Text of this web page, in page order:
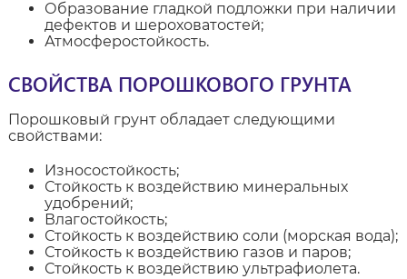
Образование гладкой подложки при наличии
дефектов и шероховатостей;
Атмосферостойкость.
СВОЙСТВА ПОРОШКОВОГО ГРУНТА
Порошковый грунт обладает следующими
свойствами:
Износостойкость;
Стойкость к воздействию минеральных
удобрений;
Влагостойкость;
Стойкость к воздействию соли (морская вода);
Стойкость к воздействию газов и паров;
Стойкость к воздействию ультрафиолета.